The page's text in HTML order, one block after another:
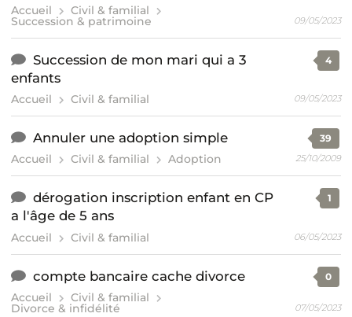
Accueil Civil & familial
Succession & patrimoine 09/05/2023
Succession de mon mari qui a 3
enfants
Accueil Civil & familial
4
09/05/2023
Annuler une adoption simple
Accueil Civil & familial Adoption
39
25/10/2009
dérogation inscription enfant en CP
a l'âge de 5 ans
Accueil Civil & familial
1
06/05/2023
compte bancaire cache divorce
Accueil Civil & familial
Divorce & infidélité
0
07/05/2023